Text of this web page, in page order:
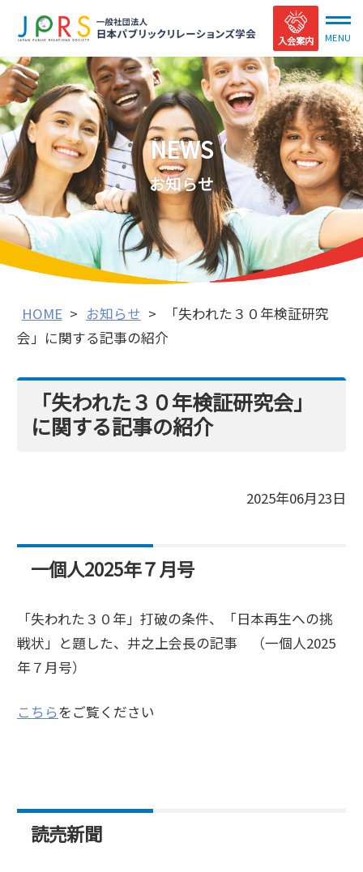
入会案内
NEWS
お知らせ
HOME > お知らせ >
「失われた３０年検証研究
会」に関する記事の紹介
「失われた３０年検証研究会」
に関する記事の紹介
2025年06月23日
一個人2025年７月号
「失われた３０年」打破の条件、「日本再生への挑
戦状」と題した、井之上会長の記事 （一個人2025
年７月号）
こちらをご覧ください
読売新聞